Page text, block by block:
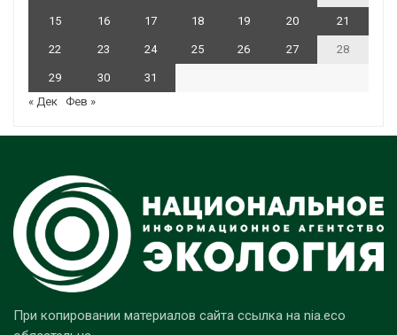
15 16 17 18 19 20 21
22 23 24 25 26 27 28
29 30
31
« Дек Фев »
При копировании материалов сайта ссылка на nia.eco